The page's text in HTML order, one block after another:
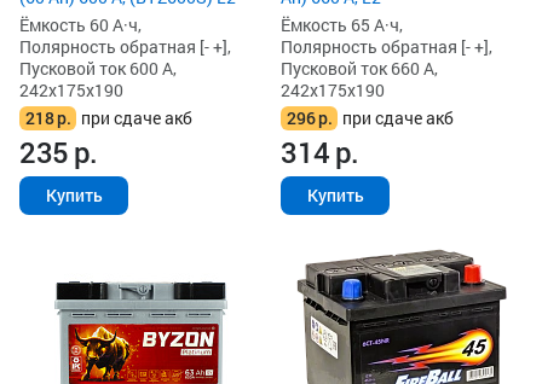
Ёмкость 60 А·ч,
Полярность обратная [- +],
Пусковой ток 600 А,
242x175x190
218р. при сдаче акб
235р.
Купить
Ёмкость 65 А·ч,
Полярность обратная [- +],
Пусковой ток 660 А,
242x175x190
296р. при сдаче акб
314р.
Купить